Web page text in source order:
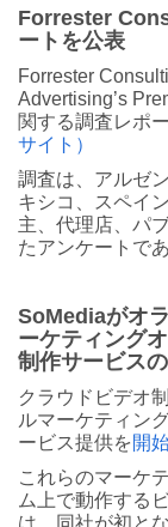
Forrester
ートを公表
Forrester
Advertising’s
関する調査レポ
サイト）
調査は、アルゼ
キシコ、スペイ
主、代理店、パ
たアンケートであ
SoMediaがオ
ーケティング
制作サービス
クラウドビデオ
ルマーケティン
ービス提供を開
これらのマーケ
ム上で動作する
は、同社が初とな